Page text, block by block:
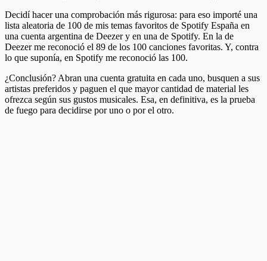
Decidí hacer una comprobación más rigurosa: para eso importé una
lista aleatoria de 100 de mis temas favoritos de Spotify España en
una cuenta argentina de Deezer y en una de Spotify. En la de
Deezer me reconoció el 89 de los 100 canciones favoritas. Y, contra
lo que suponía, en Spotify me reconoció las 100.
¿Conclusión? Abran una cuenta gratuita en cada uno, busquen a sus
artistas preferidos y paguen el que mayor cantidad de material les
ofrezca según sus gustos musicales. Esa, en definitiva, es la prueba
de fuego para decidirse por uno o por el otro.